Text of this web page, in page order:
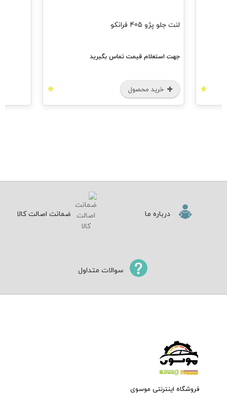
لنت جلو پژو 405 فرانکو
جهت استعلام قیمت تماس بگیرید
خرید محصول
درباره ما ضمانت اصالت کالا
سوالات متداول
فروشگاه اینترنتی موسوی